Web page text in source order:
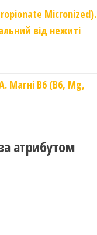
Micronized).
від нежиті
Магні B6 (B6, Mg,
атрибутом